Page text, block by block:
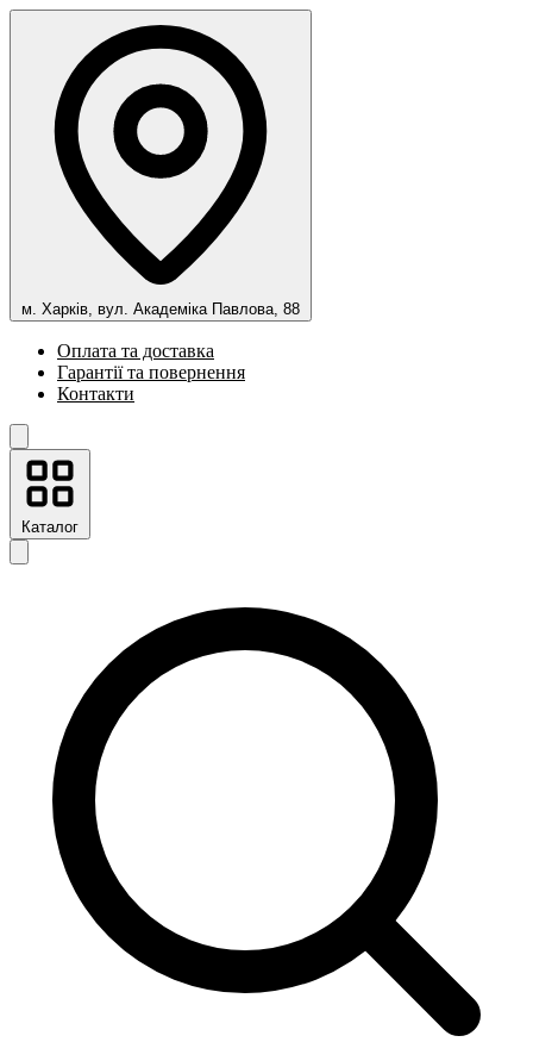
м. Харків, вул. Академіка Павлова, 88
Оплата та доставка
Гарантії та повернення
Контакти
Каталог